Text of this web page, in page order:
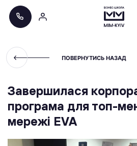
ПОВЕРНУТИСЬ НАЗАД
Завершилася
програма для топ-
мережі EVA